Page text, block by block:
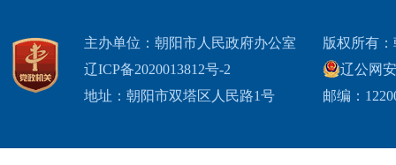
主办单位：朝阳市人民政府办公室
辽ICP备2020013812号-2
地址：朝阳市双塔区人民路1号
版权所有
辽公网
邮编：